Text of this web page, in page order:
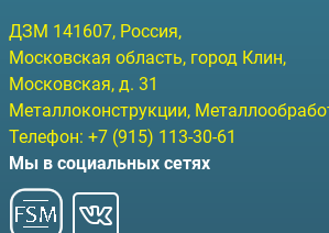
ДЗМ 141607, Россия,
Московская область, город Клин,
Московская, д. 31
Металлоконструкции,
Телефон: +7 (915) 113-30-61
Мы в социальных сетях